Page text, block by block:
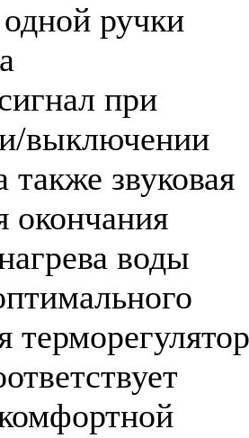
ручки
при
выключении
также звуковая
окончания
воды